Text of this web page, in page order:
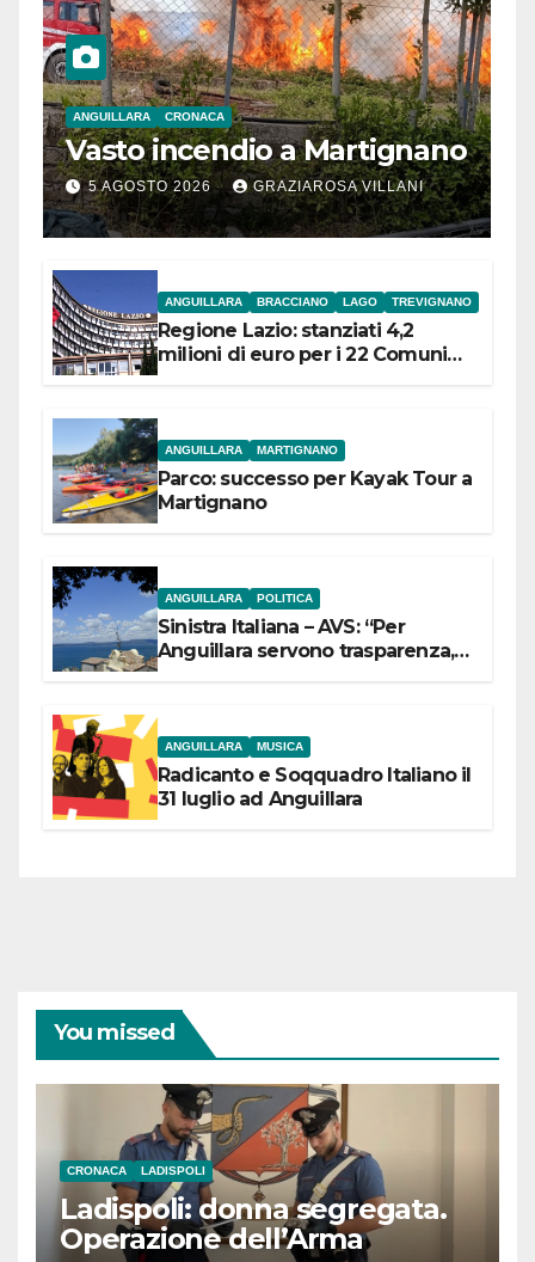
ANGUILLARA CRONACA
Vasto incendio a Martignano
5 AGOSTO 2026 GRAZIAROSA VILLANI
ANGUILLARA BRACCIANO LAGO TREVIGNANO
Regione Lazio: stanziati 4,2
milioni di euro per i 22 Comuni
ANGUILLARA MARTIGNANO
Parco: successo per Kayak Tour a
Martignano
ANGUILLARA POLITICA
Sinistra Italiana – AVS: “Per
Anguillara servono trasparenza,
ANGUILLARA MUSICA
Radicanto e Soqquadro Italiano il
31 luglio ad Anguillara
You missed
CRONACA LADISPOLI
Ladispoli: donna segregata.
Operazione dell’Arma